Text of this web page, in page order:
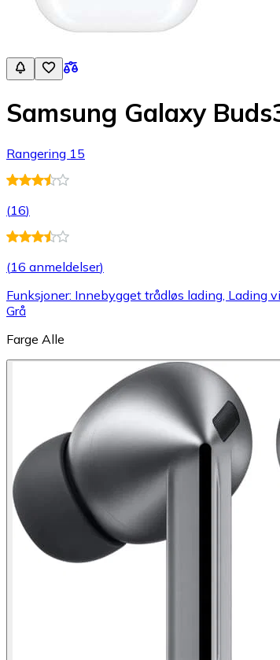
Samsung Galaxy
Rangering 15
(16)
(16 anmeldelser)
Funksjoner: Innebygget trådløs lading, Lading
Grå
Farge Alle